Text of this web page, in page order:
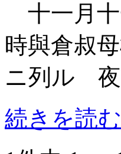
十一月
時與倉叔
ニ列ル 夜
続きを読